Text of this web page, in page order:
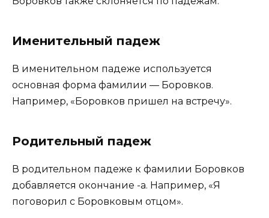
Именительный падеж
В именительном падеже используется
основная форма фамилии — Боровков.
Например, «Боровков пришел на встречу».
Родительный падеж
В родительном падеже к фамилии Боровков
добавляется окончание -а. Например, «Я
поговорил с Боровковым отцом».